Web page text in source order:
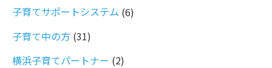
子育てサポートシステム (6)
子育て中の方 (31)
横浜子育てパートナー (2)